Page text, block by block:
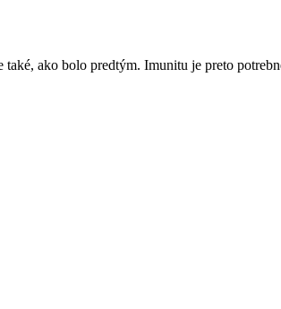
ako bolo predtým. Imunitu je preto